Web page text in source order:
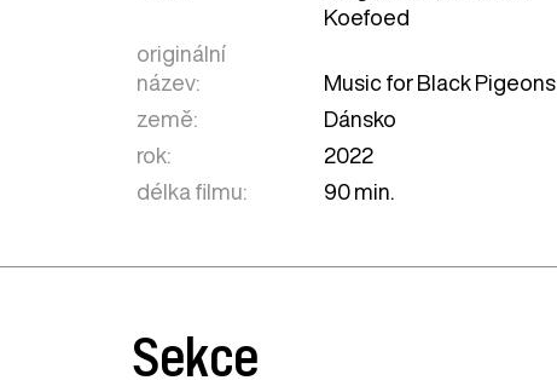
Koefoed
originální
název:
Music for Black Pigeons
země:
Dánsko
rok:
2022
délka filmu:
90 min.
Sekce